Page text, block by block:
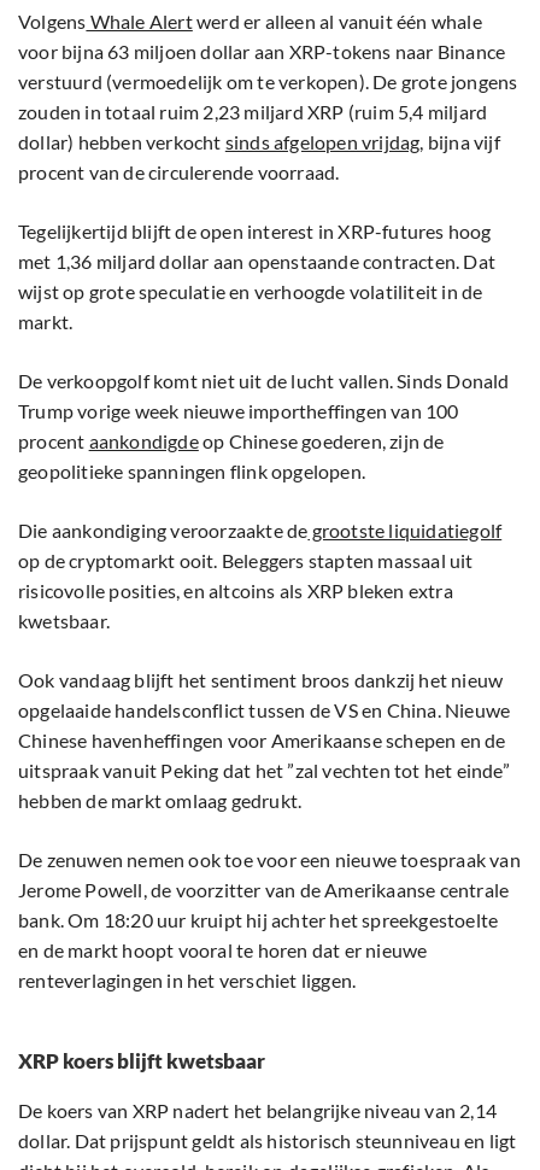
Volgens Whale Alertwerd er alleen al vanuit één whale
voor bijna 63 miljoen dollar aan XRP-tokens naar Binance
verstuurd (vermoedelijk om te verkopen). De grote jongens
zouden in totaal ruim 2,23 miljard XRP (ruim 5,4 miljard
dollar) hebben verkocht sinds afgelopen vrijdag, bijna vijf
procent van de circulerende voorraad.
Tegelijkertijd blijft de open interest in XRP-futures hoog
met 1,36 miljard dollar aan openstaande contracten. Dat
wijst op grote speculatie en verhoogde volatiliteit in de
markt.
De verkoopgolf komt niet uit de lucht vallen. Sinds Donald
Trump vorige week nieuwe importheffingen van 100
procent aankondigdeop Chinese goederen, zijn de
geopolitieke spanningen flink opgelopen.
Die aankondiging veroorzaakte de grootste liquidatiegolf
op de cryptomarkt ooit. Beleggers stapten massaal uit
risicovolle posities, en altcoins als XRP bleken extra
kwetsbaar.
Ook vandaag blijft het sentiment broos dankzij het nieuw
opgelaaide handelsconflict tussen de VS en China. Nieuwe
Chinese havenheffingen voor Amerikaanse schepen en de
uitspraak vanuit Peking dat het ”zal vechten tot het einde”
hebben de markt omlaag gedrukt.
De zenuwen nemen ook toe voor een nieuwe toespraak van
Jerome Powell, de voorzitter van de Amerikaanse centrale
bank. Om 18:20 uur kruipt hij achter het spreekgestoelte
en de markt hoopt vooral te horen dat er nieuwe
renteverlagingen in het verschiet liggen.
XRP koers blijft kwetsbaar
De koers van XRP nadert het belangrijke niveau van 2,14
dollar. Dat prijspunt geldt als historisch steunniveau en ligt